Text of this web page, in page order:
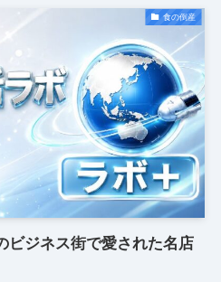
食の倒産
ジネス街で愛された名店